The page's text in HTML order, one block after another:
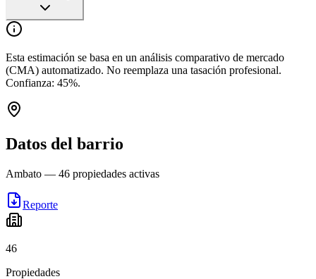
Esta estimación se basa en un análisis comparativo de mercado
(CMA) automatizado. No reemplaza una tasación profesional.
Confianza: 45%.
Datos del barrio
Ambato — 46 propiedades activas
Reporte
46
Propiedades